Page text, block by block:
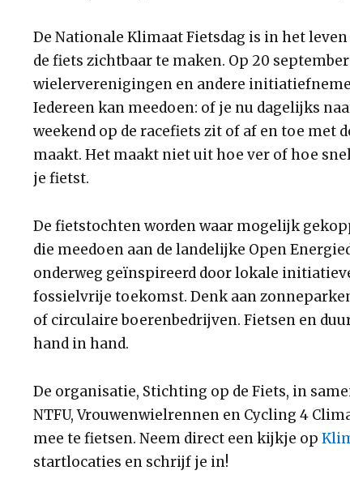
De Nationale Klimaat Fietsdag is in het
de fiets zichtbaar te maken. Op 20
wielerverenigingen en andere
Iedereen kan meedoen: of je nu dagelijks
weekend op de racefiets zit of af en toe met
maakt. Het maakt niet uit hoe ver of hoe
je fietst.
De fietstochten worden waar mogelijk
die meedoen aan de landelijke Open
onderweg geïnspireerd door lokale
fossielvrije toekomst. Denk aan
of circulaire boerenbedrijven. Fietsen en
hand in hand.
De organisatie, Stichting op de Fiets, in
NTFU, Vrouwenwielrennen en Cycling 4
mee te fietsen. Neem direct een kijkje op
startlocaties en schrijf je in!